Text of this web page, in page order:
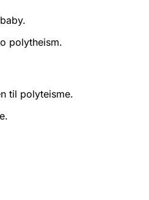
polytheism.
til polyteisme.